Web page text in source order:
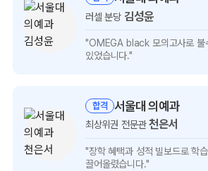
러셀 분당 김성윤
"OMEGA black 모의고사로 불
있었습니다."
합격 서울대 의예과
최상위권 전문관천은서
"장학 혜택과 성적 빌보드로학
끌어올렸습니다."